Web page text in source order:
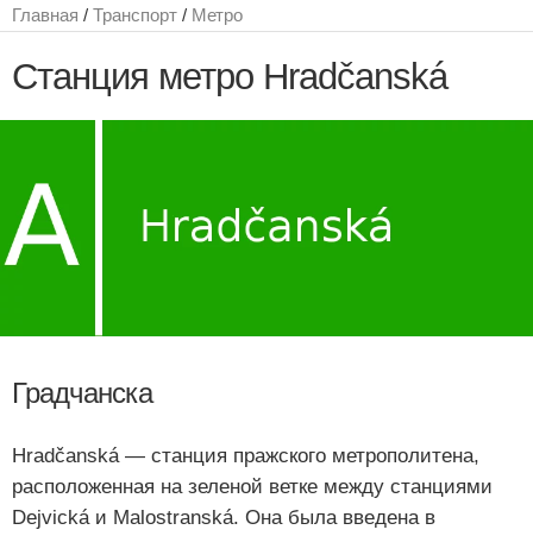
Главная / Транспорт / Метро
Станция метро Hradčanská
Градчанска
Hradčanská — станция пражского метрополитена,
расположенная на зеленой ветке между станциями
Dejvická и Malostranská. Она была введена в